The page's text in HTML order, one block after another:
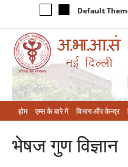
Default
होम एम्‍स के बारे में विभाग और केन्‍द्र
भेषज गुण विज्ञान